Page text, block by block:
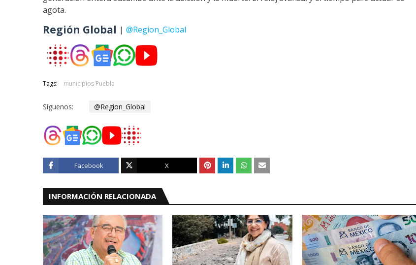
agota.
Región Global | @Region_Global
Tags: municipios Puebla
Síguenos: @Region_Global
Facebook X
INFORMACIÓN RELACIONADA